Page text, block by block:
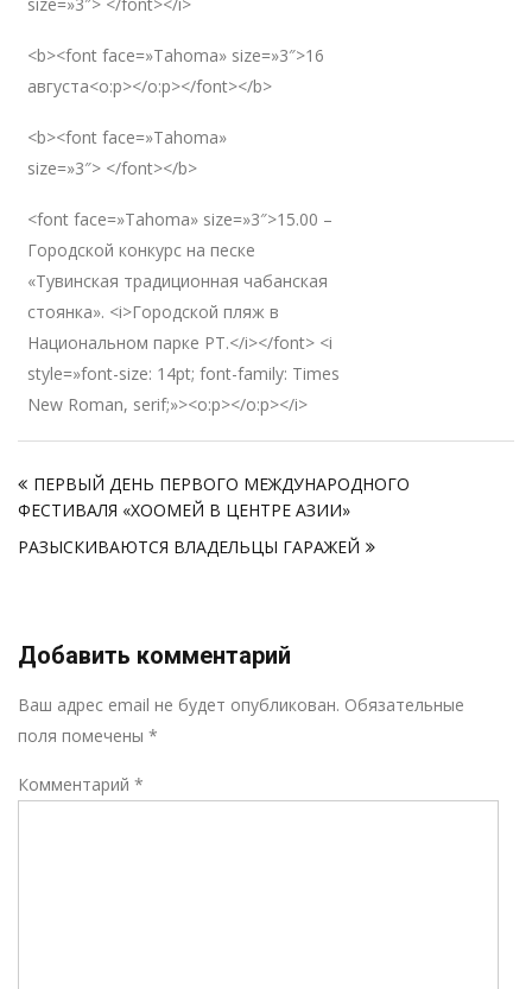
<b><font face=»Tahoma» size=»3″>16
августа<o:p></o:p></font></b>
<b><font face=»Tahoma»
size=»3″> </font></b>
<font face=»Tahoma» size=»3″>15.00 –
Городской конкурс на песке
«Тувинская традиционная чабанская
стоянка». <i>Городской пляж в
Национальном парке РТ.</i></font> <i
style=»font-size: 14pt; font-family: Times
New Roman, serif;»><o:p></o:p></i>
по
записям
ПЕРВЫЙ ДЕНЬ ПЕРВОГО МЕЖДУНАРОДНОГО
ФЕСТИВАЛЯ «ХООМЕЙ В ЦЕНТРЕ АЗИИ»
РАЗЫСКИВАЮТСЯ ВЛАДЕЛЬЦЫ ГАРАЖЕЙ
Добавить комментарий
Ваш адрес email не будет опубликован. Обязательные
поля помечены *
Комментарий *